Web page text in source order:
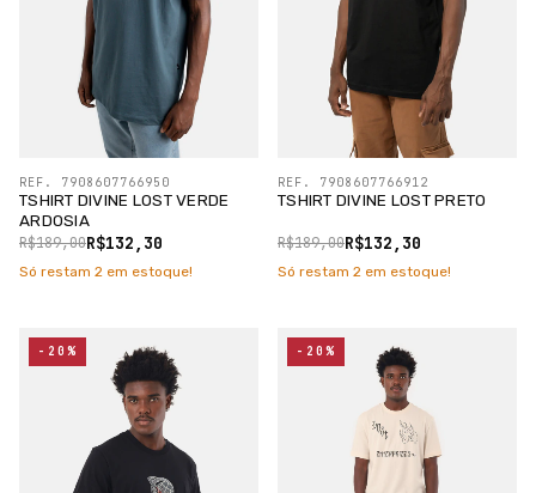
TSHIRT DIVINE LOST VERDE
ARDOSIA
R$132,30
R$189,00
REF. 7908607766950
Só restam 2 em estoque!
TSHIRT DIVINE LOST PRETO
R$132,30
R$189,00
REF. 7908607766912
Só restam 2 em estoque!
-20% -20%